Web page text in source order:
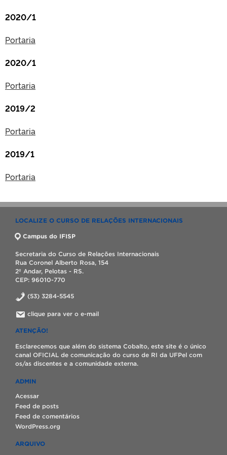
2020/1
Portaria
2020/1
Portaria
2019/2
Portaria
2019/1
Portaria
LOCALIZE O CURSO DE RELAÇÕES INTERNACIONAIS
Campus do IFISP
Secretaria do Curso de Relações Internacionais
Rua Coronel Alberto Rosa, 154
2º Andar, Pelotas - RS.
CEP: 96010-770
(53) 3284-5545
clique para ver o e-mail
ATENÇÃO!
Esclarecemos que além do sistema Cobalto, este site é o único
canal OFICIAL de comunicação do curso de RI da UFPel com
os/as discentes e a comunidade externa.
ADMIN
Acessar
Feed de posts
Feed de comentários
WordPress.org
ARQUIVO